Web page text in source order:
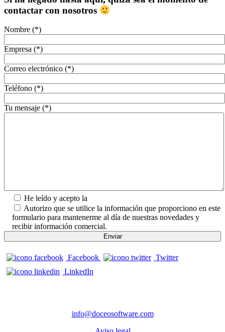
contactar con nosotros
Nombre (*)
Empresa (*)
Correo electrónico (*)
Teléfono (*)
Tu mensaje (*)
He leído y acepto la
Autorizo que se utilice la información que proporciono en este
formulario para mantenerme al día de nuestras novedades y
recibir información comercial.
Facebook
Twitter
LinkedIn
info@doceosoftware.com